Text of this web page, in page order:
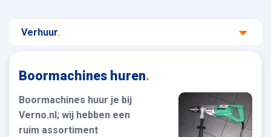
Verhuur.
Boormachines huren.
Boormachines huur je bij
Verno.nl; wij hebben een
ruim assortiment